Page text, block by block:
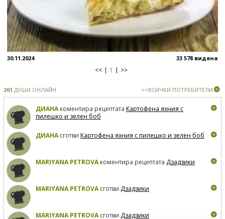
30.11.2024 33 578 видяна
<< 1 >>
261 ДУШИ ОНЛАЙН >>ВСИЧКИ ПОТРЕБИТЕЛИ
ДИАНАкоментира рецептата Картофена яхния с
пилешко и зелен боб
ДИАНАсготви Картофена яхния с пилешко и зелен боб
MARIYANA PETROVAкоментира рецептата Дзадзики
MARIYANA PETROVAсготви Дзадзики
MARIYANA PETROVAсготви Дзадзики